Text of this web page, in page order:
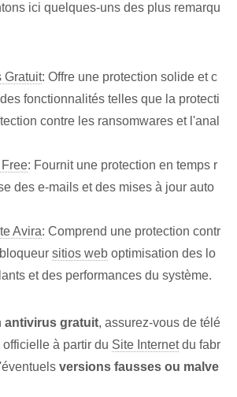
ici quelques-uns des plus remarqu
Gratuit:⁣ Offre une protection solide et c
fonctionnalités telles que la protecti
contre les ransomwares et l'anal
: Fournit une protection en temps r
des e-mails et des mises à jour auto
Avira: Comprend une protection contr
sitios web optimisation des lo
et des performances du système.
antivirus gratuit, ‌assurez-vous de ⁤télé
à partir du‍ Site Internetdu fabr
versions fausses ou malve